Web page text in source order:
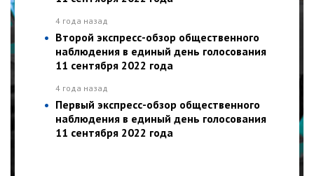
4 года назад
Второй экспресс-обзор общественного
наблюдения в единый день голосования
11 сентября 2022 года
4 года назад
Первый экспресс-обзор общественного
наблюдения в единый день голосования
11 сентября 2022 года